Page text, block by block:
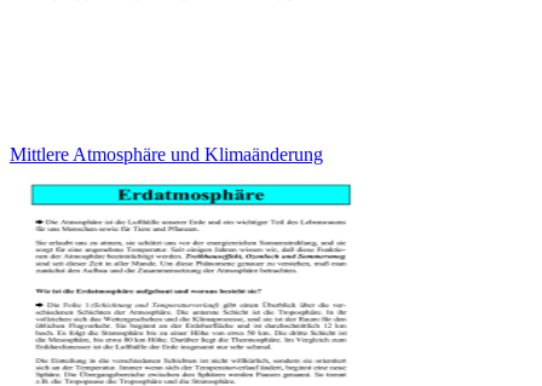
Mittlere Atmosphäre und Klimaänderung